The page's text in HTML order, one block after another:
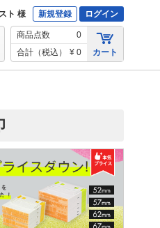
ト 様 新規登録 ログイン
商品点数
0
合計（税込）
¥ 0 カート